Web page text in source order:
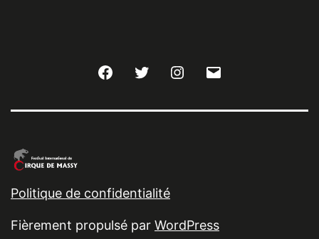
FacebookTwitter Instagram
Politique de confidentialité
Fièrement propulsé par WordPress